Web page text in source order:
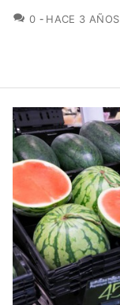
0 COMENTARIOS
HACE 3 AÑOS